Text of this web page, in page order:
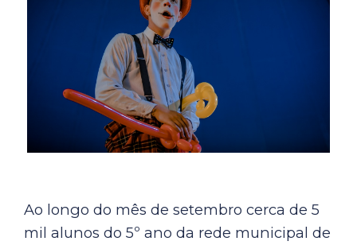
Ao longo do mês de setembro cerca de 5
mil alunos do 5º ano da rede municipal de